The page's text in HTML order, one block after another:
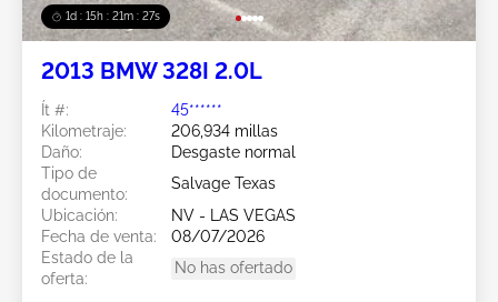
1d : 15h : 21m : 24s
2013 BMW 328I 2.0L
Ít #:
45******
Kilometraje:
206,934 millas
Daño:
Desgaste normal
Tipo de
documento:
Salvage Texas
Ubicación:
NV - LAS VEGAS
Fecha de venta:
08/07/2026
Estado de la
oferta:
No has ofertado